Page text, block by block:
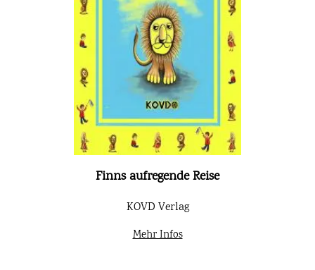
Finns aufregende Reise
KOVD Verlag
Mehr Infos